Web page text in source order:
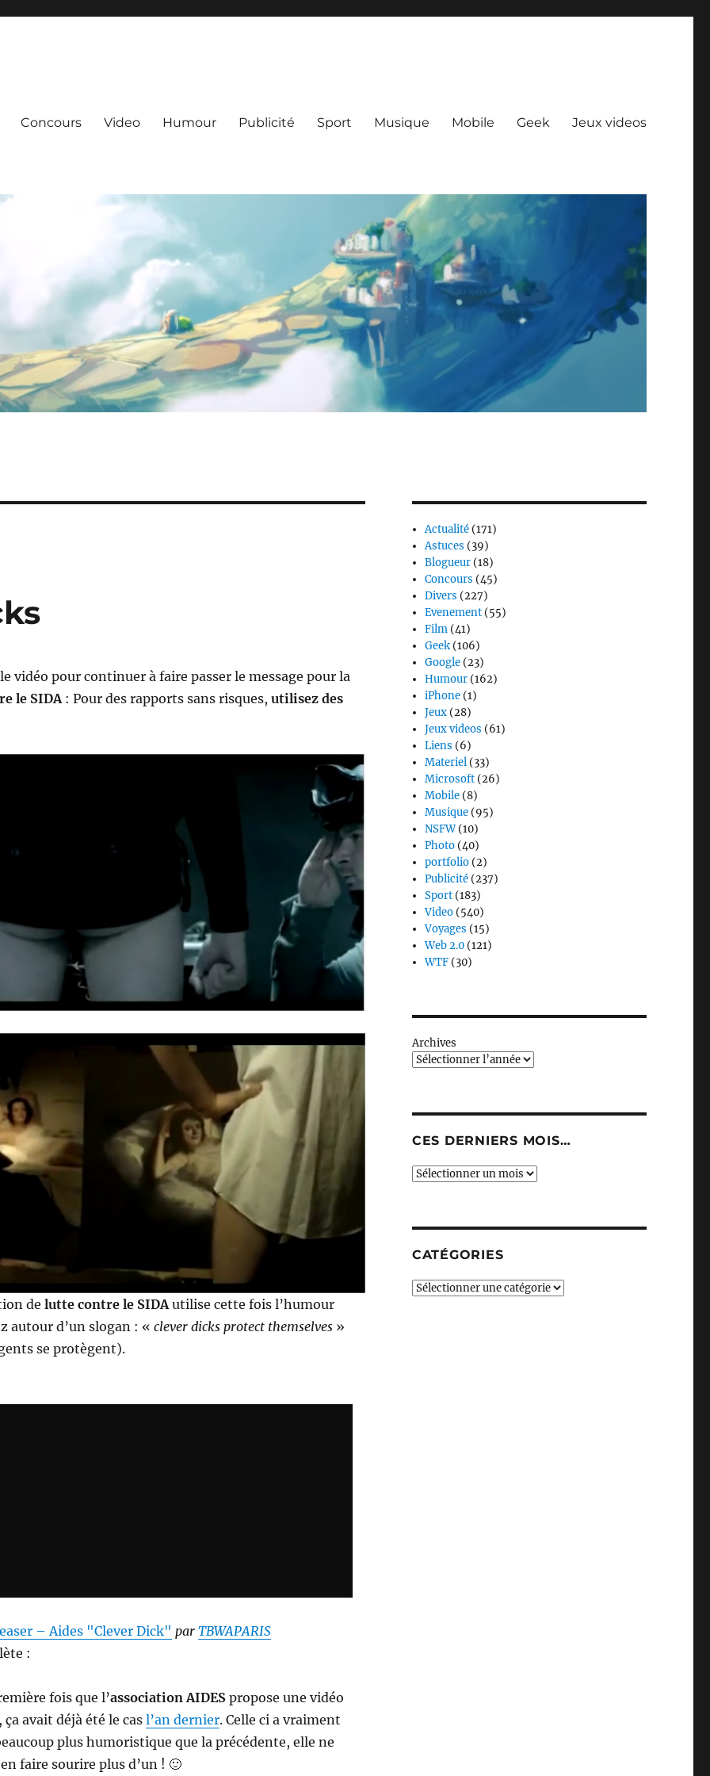
Concours Video Humour Publicité Sport Musique Mobile Geek Jeux videos
vidéo pour continuer à faire passer le message pour la
le SIDA: Pour des rapports sans risques, utilisez des
de lutte contre le SIDAutilise cette fois l’humour
autour d’un slogan : « clever dicks protect themselves»
se protègent).
– Aides "Clever Dick" par TBWAPARIS
:
fois que l’association AIDESpropose une vidéo
avait déjà été le cas l’an dernier. Celle ci a vraiment
plus humoristique que la précédente, elle ne
faire sourire plus d’un ! 🙂
Actualité (171)
Astuces (39)
Blogueur (18)
Concours (45)
Divers (227)
Evenement (55)
Film (41)
Geek (106)
Google (23)
Humour (162)
iPhone (1)
Jeux (28)
Jeux videos (61)
Liens (6)
Materiel (33)
Microsoft (26)
Mobile (8)
Musique (95)
NSFW(10)
Photo (40)
portfolio (2)
Publicité (237)
Sport (183)
Video (540)
Voyages (15)
Web 2.0 (121)
WTF (30)
Archives
CES DERNIERS MOIS…
Ces
CATÉGORIES
Catégories